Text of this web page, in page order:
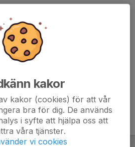
kakor
kakor (cookies) för att vår
bra för dig. De används
i syfte att hjälpa oss att
våra tjänster.
vi cookies